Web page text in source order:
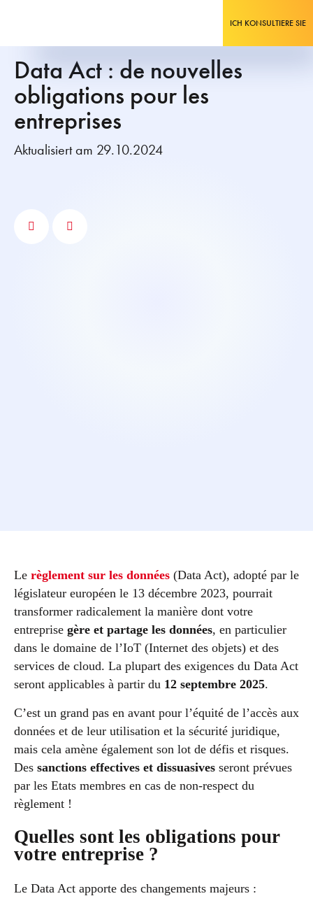
ICH KONSULTIERE SIE
Data Act : de nouvelles
obligations pour les
entreprises
Aktualisiert am 29.10.2024
Le règlement sur les données (Data Act), adopté par le
législateur européen le 13 décembre 2023, pourrait
transformer radicalement la manière dont votre
entreprise gère et partage les données, en particulier
dans le domaine de l’IoT (Internet des objets) et des
services de cloud. La plupart des exigences du Data Act
seront applicables à partir du 12 septembre 2025.
C’est un grand pas en avant pour l’équité de l’accès aux
données et de leur utilisation et la sécurité juridique,
mais cela amène également son lot de défis et risques.
Des sanctions effectives et dissuasives seront prévues
par les Etats membres en cas de non-respect du
règlement !
Quelles sont les obligations pour
votre entreprise ?
Le Data Act apporte des changements majeurs :